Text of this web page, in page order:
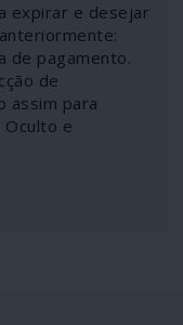
expirar e desejar
de pagamento.
de
assim para
e